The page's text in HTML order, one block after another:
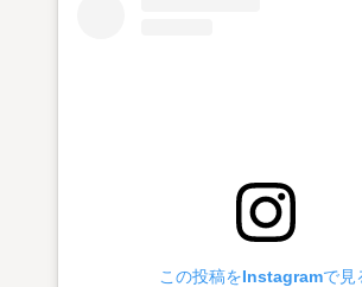
この投稿をInstagramで見